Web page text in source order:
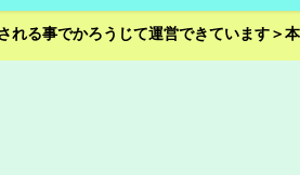
る事でかろうじて運営できています＞